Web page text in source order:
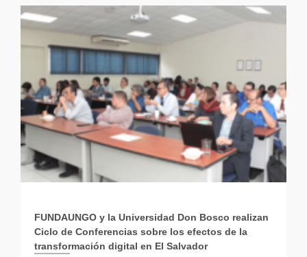
FUNDAUNGO y la Universidad Don Bosco realizan
Ciclo de Conferencias sobre los efectos de la
transformación digital en El Salvador